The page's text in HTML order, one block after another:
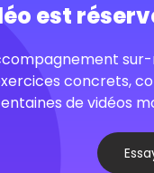
est
concrets,
de vidéos